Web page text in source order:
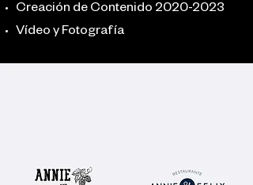
Creación de Contenido 2020-2023
Vídeo y Fotografía